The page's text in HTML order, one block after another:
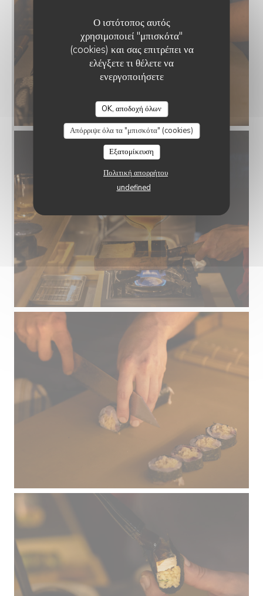
Ο ιστότοπος αυτός
χρησιμοποιεί "μπισκότα"
(cookies) και σας επιτρέπει να
ελέγξετε τι θέλετε να
ενεργοποιήσετε
OK, αποδοχή όλων
Απόρριψε όλα τα "μπισκότα" (cookies)
Εξατομίκευση
Πολιτική απορρήτου
undefined